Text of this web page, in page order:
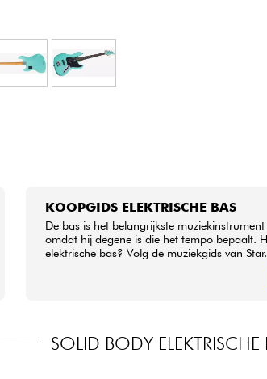
KOOPGIDS ELEKTRISCHE BAS
De bas is het belangrijkste
omdat hij degene is die het tempo bepaalt.
elektrische bas? Volg de muziekgids van Star.
SOLID BODY ELEKTRISCHE